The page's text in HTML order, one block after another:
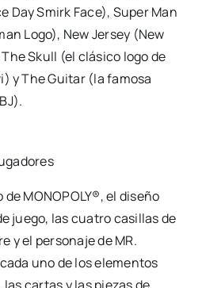
Day Smirk Face), Super Man
Logo), New Jersey (New
Skull (el clásico logo de
y The Guitar (la famosa
MONOPOLY®, el diseño
juego, las cuatro casillas de
y el personaje de MR.
cada uno de los elementos